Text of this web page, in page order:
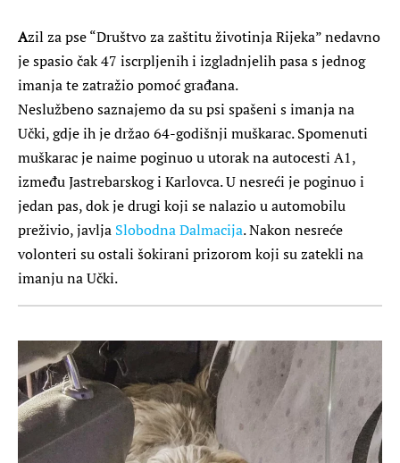
Azil za pse “Društvo za zaštitu životinja Rijeka” nedavno
je spasio čak 47 iscrpljenih i izgladnjelih pasa s jednog
imanja te zatražio pomoć građana.
Neslužbeno saznajemo da su psi spašeni s imanja na
Učki, gdje ih je držao 64-godišnji muškarac. Spomenuti
muškarac je naime poginuo u utorak na autocesti A1,
između Jastrebarskog i Karlovca. U nesreći je poginuo i
jedan pas, dok je drugi koji se nalazio u automobilu
preživio, javlja Slobodna Dalmacija. Nakon nesreće
volonteri su ostali šokirani prizorom koji su zatekli na
imanju na Učki.